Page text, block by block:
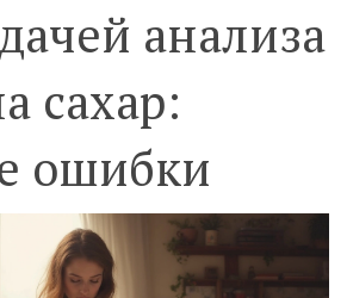
анализа
сахар:
ошибки